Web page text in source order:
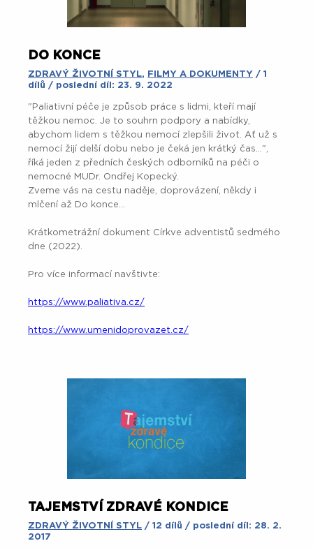
DO KONCE
ZDRAVÝ ŽIVOTNÍ STYL, FILMY A DOKUMENTY / 1
dílů / poslední díl: 23. 9. 2022
"Paliativní péče je způsob práce s lidmi, kteří mají
těžkou nemoc. Je to souhrn podpory a nabídky,
abychom lidem s těžkou nemocí zlepšili život. Ať už s
nemocí žijí delší dobu nebo je čeká jen krátký čas...",
říká jeden z předních českých odborníků na péči o
nemocné MUDr. Ondřej Kopecký.
Zveme vás na cestu naděje, doprovázení, někdy i
mlčení až Do konce...
Krátkometrážní dokument Církve adventistů sedmého
dne (2022).
Pro více informací navštivte:
https://www.paliativa.cz/
https://www.umenidoprovazet.cz/
TAJEMSTVÍ ZDRAVÉ KONDICE
ZDRAVÝ ŽIVOTNÍ STYL / 12 dílů / poslední díl: 28. 2.
2017